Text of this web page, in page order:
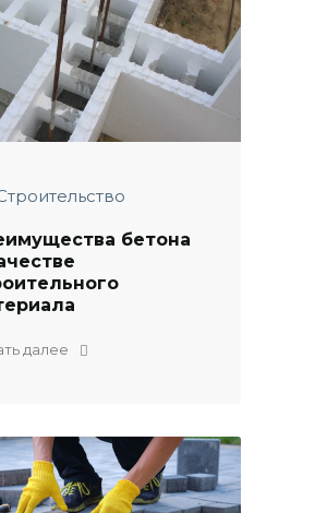
бетона
далее